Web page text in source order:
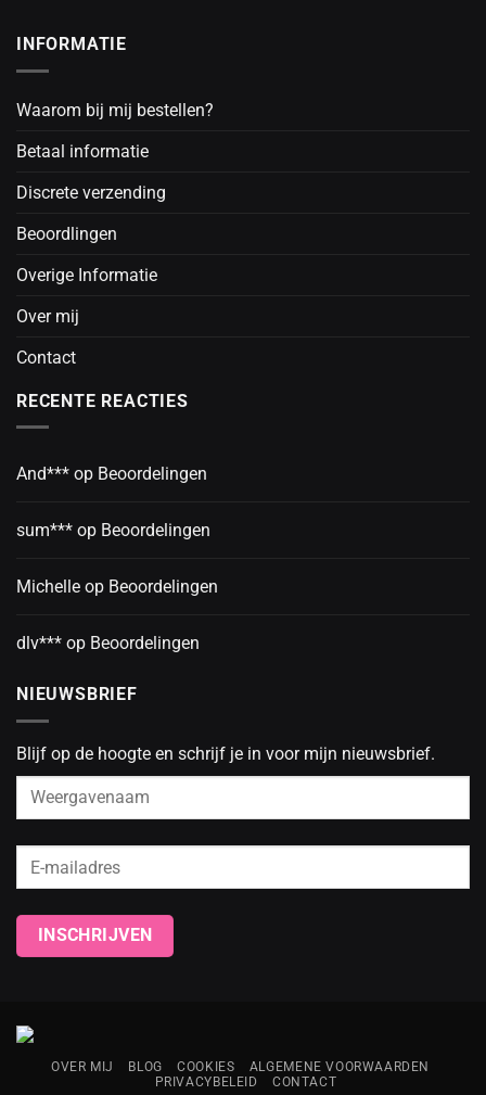
INFORMATIE
Waarom bij mij bestellen?
Betaal informatie
Discrete verzending
Beoordlingen
Overige Informatie
Over mij
Contact
RECENTE REACTIES
And*** op Beoordelingen
sum*** op Beoordelingen
Michelle op Beoordelingen
dlv*** op Beoordelingen
NIEUWSBRIEF
Blijf op de hoogte en schrijf je in voor mijn nieuwsbrief.
OVER MIJ BLOG COOKIES
ALGEMENE VOORWAARDEN
PRIVACYBELEID
CONTACT